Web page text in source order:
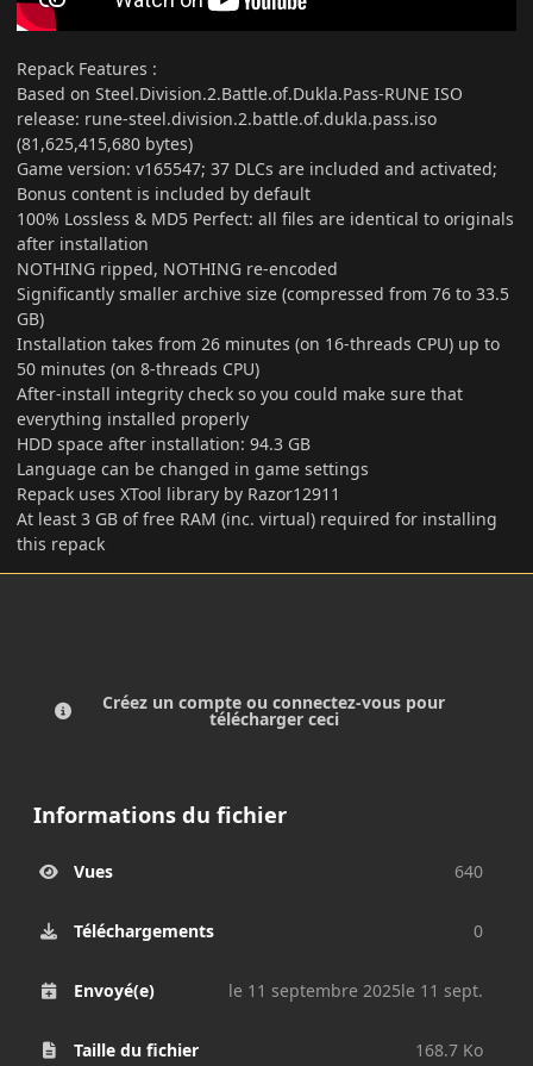
Repack Features :
Based on Steel.Division.2.Battle.of.Dukla.Pass-RUNE ISO
release: rune-steel.division.2.battle.of.dukla.pass.iso
(81,625,415,680 bytes)
Game version: v165547; 37 DLCs are included and activated;
Bonus content is included by default
100% Lossless & MD5 Perfect: all files are identical to originals
after installation
NOTHING ripped, NOTHING re-encoded
Significantly smaller archive size (compressed from 76 to 33.5
GB)
Installation takes from 26 minutes (on 16-threads CPU) up to
50 minutes (on 8-threads CPU)
After-install integrity check so you could make sure that
everything installed properly
HDD space after installation: 94.3 GB
Language can be changed in game settings
Repack uses XTool library by Razor12911
At least 3 GB of free RAM (inc. virtual) required for installing
this repack
Créez un compte ou connectez-vous pour
télécharger ceci
Informations du fichier
Vues 640
Téléchargements 0
Envoyé(e) le 11 septembre 2025le 11 sept.
Taille du fichier 168.7 Ko